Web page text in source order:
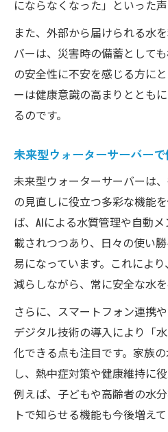
にならなくなった」といった声
また、外部から届けられる水
バーは、災害時の備蓄として
の安全性に不安を感じる方に
ーは健康意識の高まりととも
るのです。
未来型ウォーターサーバー
未来型ウォーターサーバーは
の見直しに役立つ多彩な機能
ば、AIによる水質管理や自動
載されつつあり、日々の使い
易になっています。これによ
減らしながら、常に安全な水を
さらに、スマートフォン連携
デジタル技術の導入により「
化できる点も注目です。家族
し、熱中症対策や健康維持に
例えば、子どもや高齢者の水
トで知らせる機能も今後増えて